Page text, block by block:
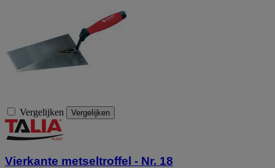
Vergelijken Vergelijken
Vierkante metseltroffel - Nr. 18